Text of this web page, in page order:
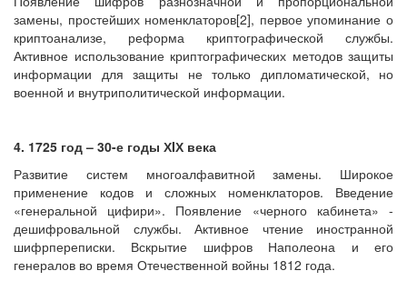
замены, простейших номенклаторов[2], первое упоминание о
криптоанализе, реформа криптографической службы.
Активное использование криптографических методов защиты
информации для защиты не только дипломатической, но
военной и внутриполитической информации.
4. 1725 год – 30-е годы ХIХ века
Развитие систем многоалфавитной замены. Широкое
применение кодов и сложных номенклаторов. Введение
«генеральной цифири». Появление «черного кабинета» -
дешифровальной службы. Активное чтение иностранной
шифрпереписки. Вскрытие шифров Наполеона и его
генералов во время Отечественной войны 1812 года.